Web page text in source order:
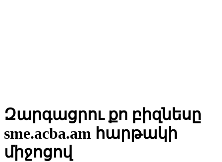
Զարգացրու քո բիզնեսը
sme.acba.am հարթակի
միջոցով